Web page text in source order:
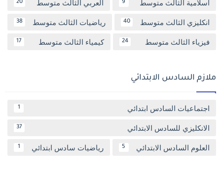
اسلامية الثالث متوسط 9 العربي الثالث متوسط 20
انكليزي الثالث متوسط 40 رياضيات الثالث متوسط 38
فيزياء الثالث متوسط 24 كيمياء الثالث متوسط 17
ملازم السادس الابتدائي
اجتماعيات السادس ابتدائي 1
الانكليزي للسادس الابتدائي 37
العلوم السادس الابتدائي 5 رياضيات سادس ابتدائي 1